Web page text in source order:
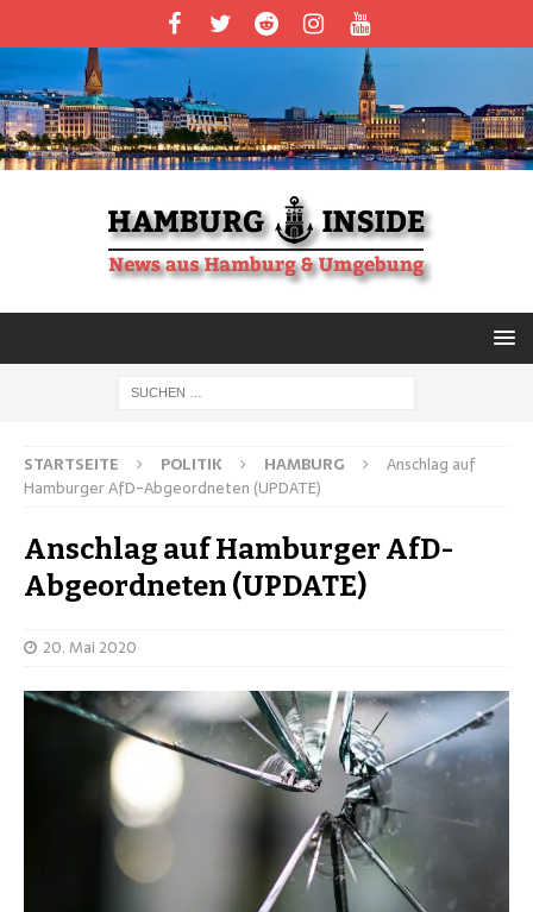
STARTSEITE POLITIK HAMBURG
Anschlag auf
Hamburger AfD-Abgeordneten (UPDATE)
Anschlag auf Hamburger AfD-
Abgeordneten (UPDATE)
20. Mai 2020